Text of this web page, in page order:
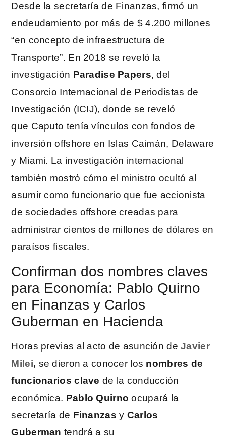
Desde la secretaría de Finanzas, firmó un
endeudamiento por más de $ 4.200 millones
“en concepto de infraestructura de
Transporte”. En 2018 se reveló la
investigación Paradise Papers, del
Consorcio Internacional de Periodistas de
Investigación (ICIJ), donde se reveló
que Caputo tenía vínculos con fondos de
inversión offshore en Islas Caimán, Delaware
y Miami. La investigación internacional
también mostró cómo el ministro ocultó al
asumir como funcionario que fue accionista
de sociedades offshore creadas para
administrar cientos de millones de dólares en
paraísos fiscales.
Confirman dos nombres claves
para Economía: Pablo Quirno
en Finanzas y Carlos
Guberman en Hacienda
Horas previas al acto de asunción de Javier
Milei, se dieron a conocer los nombres de
funcionarios clave de la conducción
económica. Pablo Quirno ocupará la
secretaría de Finanzasy Carlos
Gubermantendrá a su